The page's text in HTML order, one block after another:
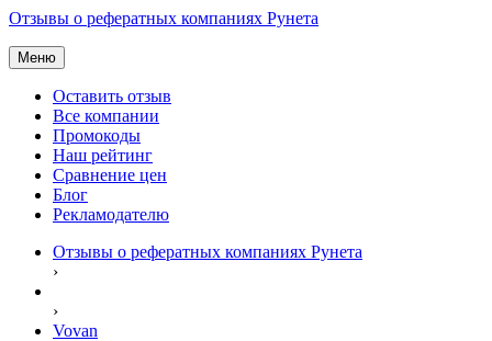
Отзывы о рефератных компаниях Рунета
Меню
Оставить отзыв
Все компании
Промокоды
Наш рейтинг
Сравнение цен
Блог
Рекламодателю
Отзывы о рефератных компаниях Рунета
›
›
Vovan